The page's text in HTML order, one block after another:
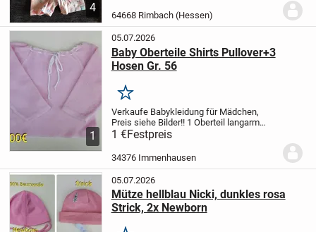
4
64668 Rimbach (Hessen)
1
05.07.2026
Baby Oberteile Shirts Pullover+3
Hosen Gr. 56
Merken
Verkaufe Babykleidung für Mädchen,
Preis siehe Bilder!!1 Oberteil langarm
rosa zum Binden,
gibt es in meinen anderen Anzeigen 3
Hosen, Legging, Pumphose
1 €Festpreis
34376 Immenhausen
05.07.2026
Mütze hellblau Nicki, dunkles rosa
Strick, 2x Newborn